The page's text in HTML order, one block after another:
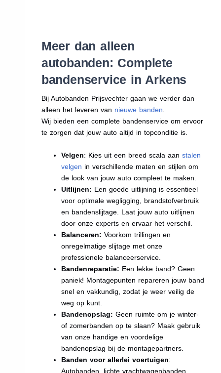
Meer dan alleen
autobanden: Complete
bandenservice in Arkens
Bij Autobanden Prijsvechter gaan we verder dan
alleen het leveren van nieuwe banden.
Wij bieden een complete bandenservice om ervoor
te zorgen dat jouw auto altijd in topconditie is.
Velgen: Kies uit een breed scala aan stalen
velgen in verschillende maten en stijlen om
de look van jouw auto compleet te maken.
Uitlijnen: Een goede uitlijning is essentieel
voor optimale wegligging, brandstofverbruik
en bandenslijtage. Laat jouw auto uitlijnen
door onze experts en ervaar het verschil.
Balanceren: Voorkom trillingen en
onregelmatige slijtage met onze
professionele balanceerservice.
Bandenreparatie: Een lekke band? Geen
paniek! Montagepunten repareren jouw band
snel en vakkundig, zodat je weer veilig de
weg op kunt.
Bandenopslag: Geen ruimte om je winter-
of zomerbanden op te slaan? Maak gebruik
van onze handige en voordelige
bandenopslag bij de montagepartners.
Banden voor allerlei voertuigen:
Autobanden, lichte vrachtwagenbanden,